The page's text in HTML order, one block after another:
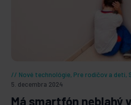
Nové technológie, Pre rodičov a deti,
5. decembra 2024
Má smartfón neblahý